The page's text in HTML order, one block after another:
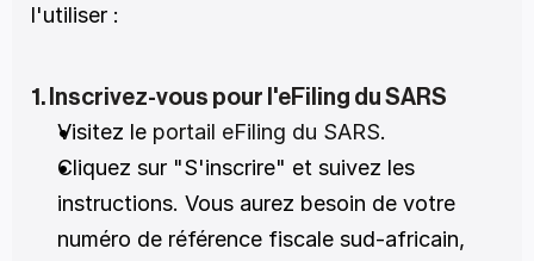
l'utiliser :
1. Inscrivez-vous pour l'eFiling du SARS
Visitez le portail eFiling du SARS.
Cliquez sur "S'inscrire" et suivez les
instructions. Vous aurez besoin de votre
numéro de référence fiscale sud-africain,